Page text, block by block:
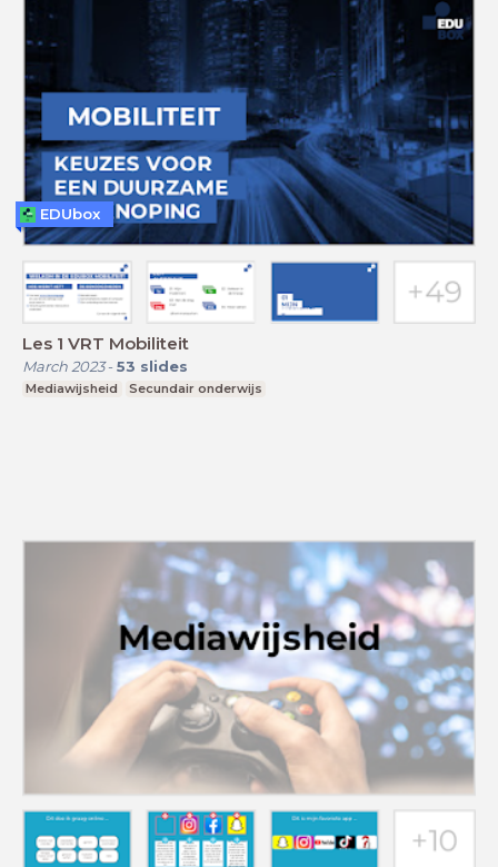
Les 1 VRT Mobiliteit
March 2023- 53 slides
Mediawijsheid Secundair onderwijs
EDUbox